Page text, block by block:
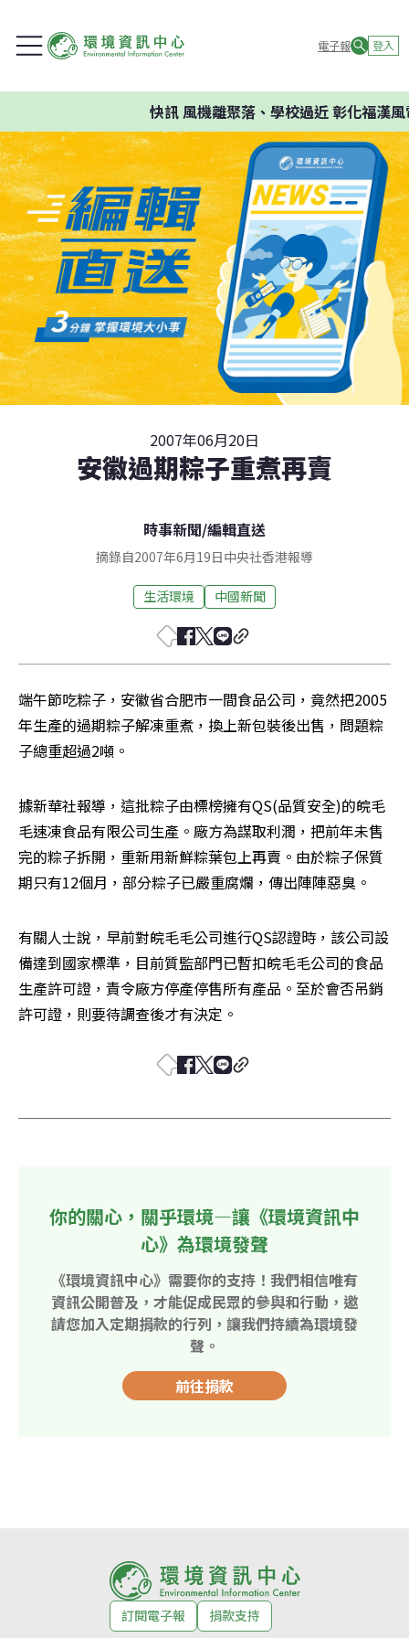
電子報 登入
快訊風機離聚落、學校過近 彰化福漢風
2007年06月20日
安徽過期粽子重煮再賣
時事新聞/編輯直送
摘錄自2007年6月19日中央社香港報導
生活環境 中國新聞
端午節吃粽子，安徽省合肥市一間食品公司，竟然把2005
年生產的過期粽子解凍重煮，換上新包裝後出售，問題粽
子總重超過2噸。
據新華社報導，這批粽子由標榜擁有QS(品質安全)的皖毛
毛速凍食品有限公司生產。廠方為謀取利潤，把前年未售
完的粽子拆開，重新用新鮮粽葉包上再賣。由於粽子保質
期只有12個月，部分粽子已嚴重腐爛，傳出陣陣惡臭。
有關人士說，早前對皖毛毛公司進行QS認證時，該公司設
備達到國家標準，目前質監部門已暫扣皖毛毛公司的食品
生產許可證，責令廠方停產停售所有產品。至於會否吊銷
許可證，則要待調查後才有決定。
你的關心，關乎環境—讓《環境資訊中
心》為環境發聲
《環境資訊中心》需要你的支持！我們相信唯有
資訊公開普及，才能促成民眾的參與和行動，邀
請您加入定期捐款的行列，讓我們持續為環境發
聲。
前往捐款
訂閱電子報
捐款支持